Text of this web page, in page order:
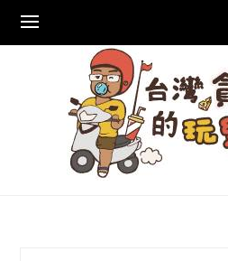
content